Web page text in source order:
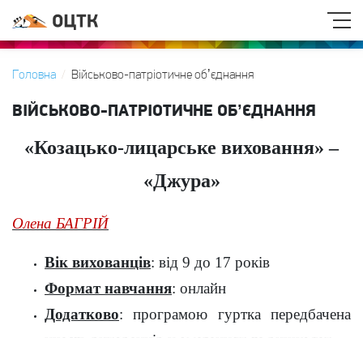
Головна Військово-патріотичне обʼєднання
ВІЙСЬКОВО-ПАТРІОТИЧНЕ ОБʼЄДНАННЯ
«Козацько-лицарське виховання» –
«Джура»
Олена БАГРІЙ
Вік вихованців: від 9 до 17 років
Формат навчання: онлайн
Додатково: програмою гуртка передбачена